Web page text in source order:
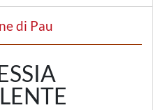
di Pau